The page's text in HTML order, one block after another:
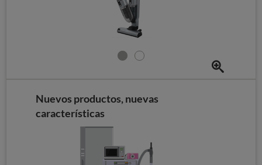
Nuevos productos, nuevas
características